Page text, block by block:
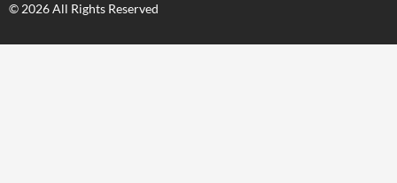
© 2026 All Rights Reserved